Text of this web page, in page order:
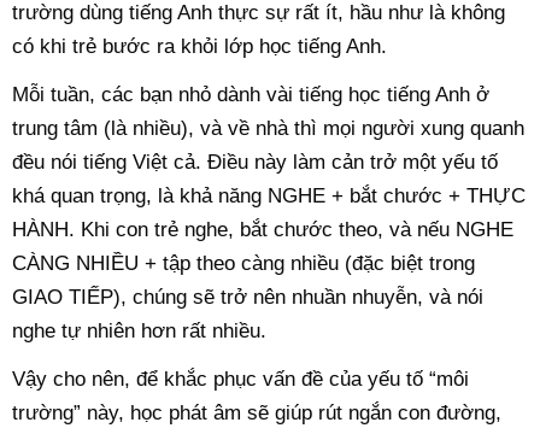
trường dùng tiếng Anh thực sự rất ít, hầu như là không
có khi trẻ bước ra khỏi lớp học tiếng Anh.
Mỗi tuần, các bạn nhỏ dành vài tiếng học tiếng Anh ở
trung tâm (là nhiều), và về nhà thì mọi người xung quanh
đều nói tiếng Việt cả. Điều này làm cản trở một yếu tố
khá quan trọng, là khả năng NGHE + bắt chước + THỰC
HÀNH. Khi con trẻ nghe, bắt chước theo, và nếu NGHE
CÀNG NHIỀU + tập theo càng nhiều (đặc biệt trong
GIAO TIẾP), chúng sẽ trở nên nhuần nhuyễn, và nói
nghe tự nhiên hơn rất nhiều.
Vậy cho nên, để khắc phục vấn đề của yếu tố “môi
trường” này, học phát âm sẽ giúp rút ngắn con đường,